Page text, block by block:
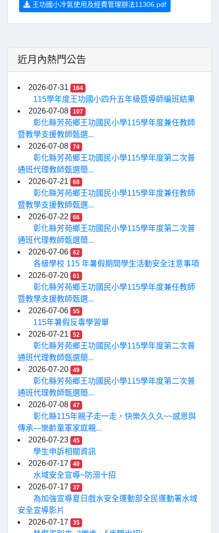
王功國小冷氣使用及經費管理辦法11306.pdf
近月內熱門公告
2026-07-31 164
115學年度王功國小四升五年級暨導師編班結果
2026-07-08
107
彰化縣芳苑鄉王功國民小學115學年度兼任教師
暨教學支援教師甄選...
2026-07-08
74
彰化縣芳苑鄉王功國民小學115學年度第二次普
通班代理教師甄選簡...
2026-07-21
68
彰化縣芳苑鄉王功國民小學115學年度兼任教師
暨教學支援教師甄選...
2026-07-22
66
彰化縣芳苑鄉王功國民小學115學年度第二次普
通班代理教師甄選簡...
2026-07-06
62
各級學校 115 年暑假期間學生活動安全注意事項
2026-07-20
61
彰化縣芳苑鄉王功國民小學115學年度兼任教師
暨教學支援教師甄選...
2026-07-06
55
115年暑假反毒學習單
2026-07-21
52
彰化縣芳苑鄉王功國民小學115學年度第二次普
通班代理教師甄選簡...
2026-07-20
49
彰化縣芳苑鄉王功國民小學115學年度第二次普
通班代理教師甄選簡...
2026-07-08
47
彰化縣115年親子走一走，快樂久久久~~感恩與
傳承—樂齡童軍家庭親...
2026-07-23
45
學生申訴相關資訊
2026-07-17
40
水域安全宣導~防溺十招
2026-07-17
37
為加強宣導夏日戲水安全運動部全民運動署水域
安全宣導影片
2026-07-17
35